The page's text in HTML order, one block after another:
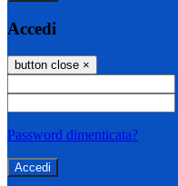
Accedi
button close ×
Password dimenticata?